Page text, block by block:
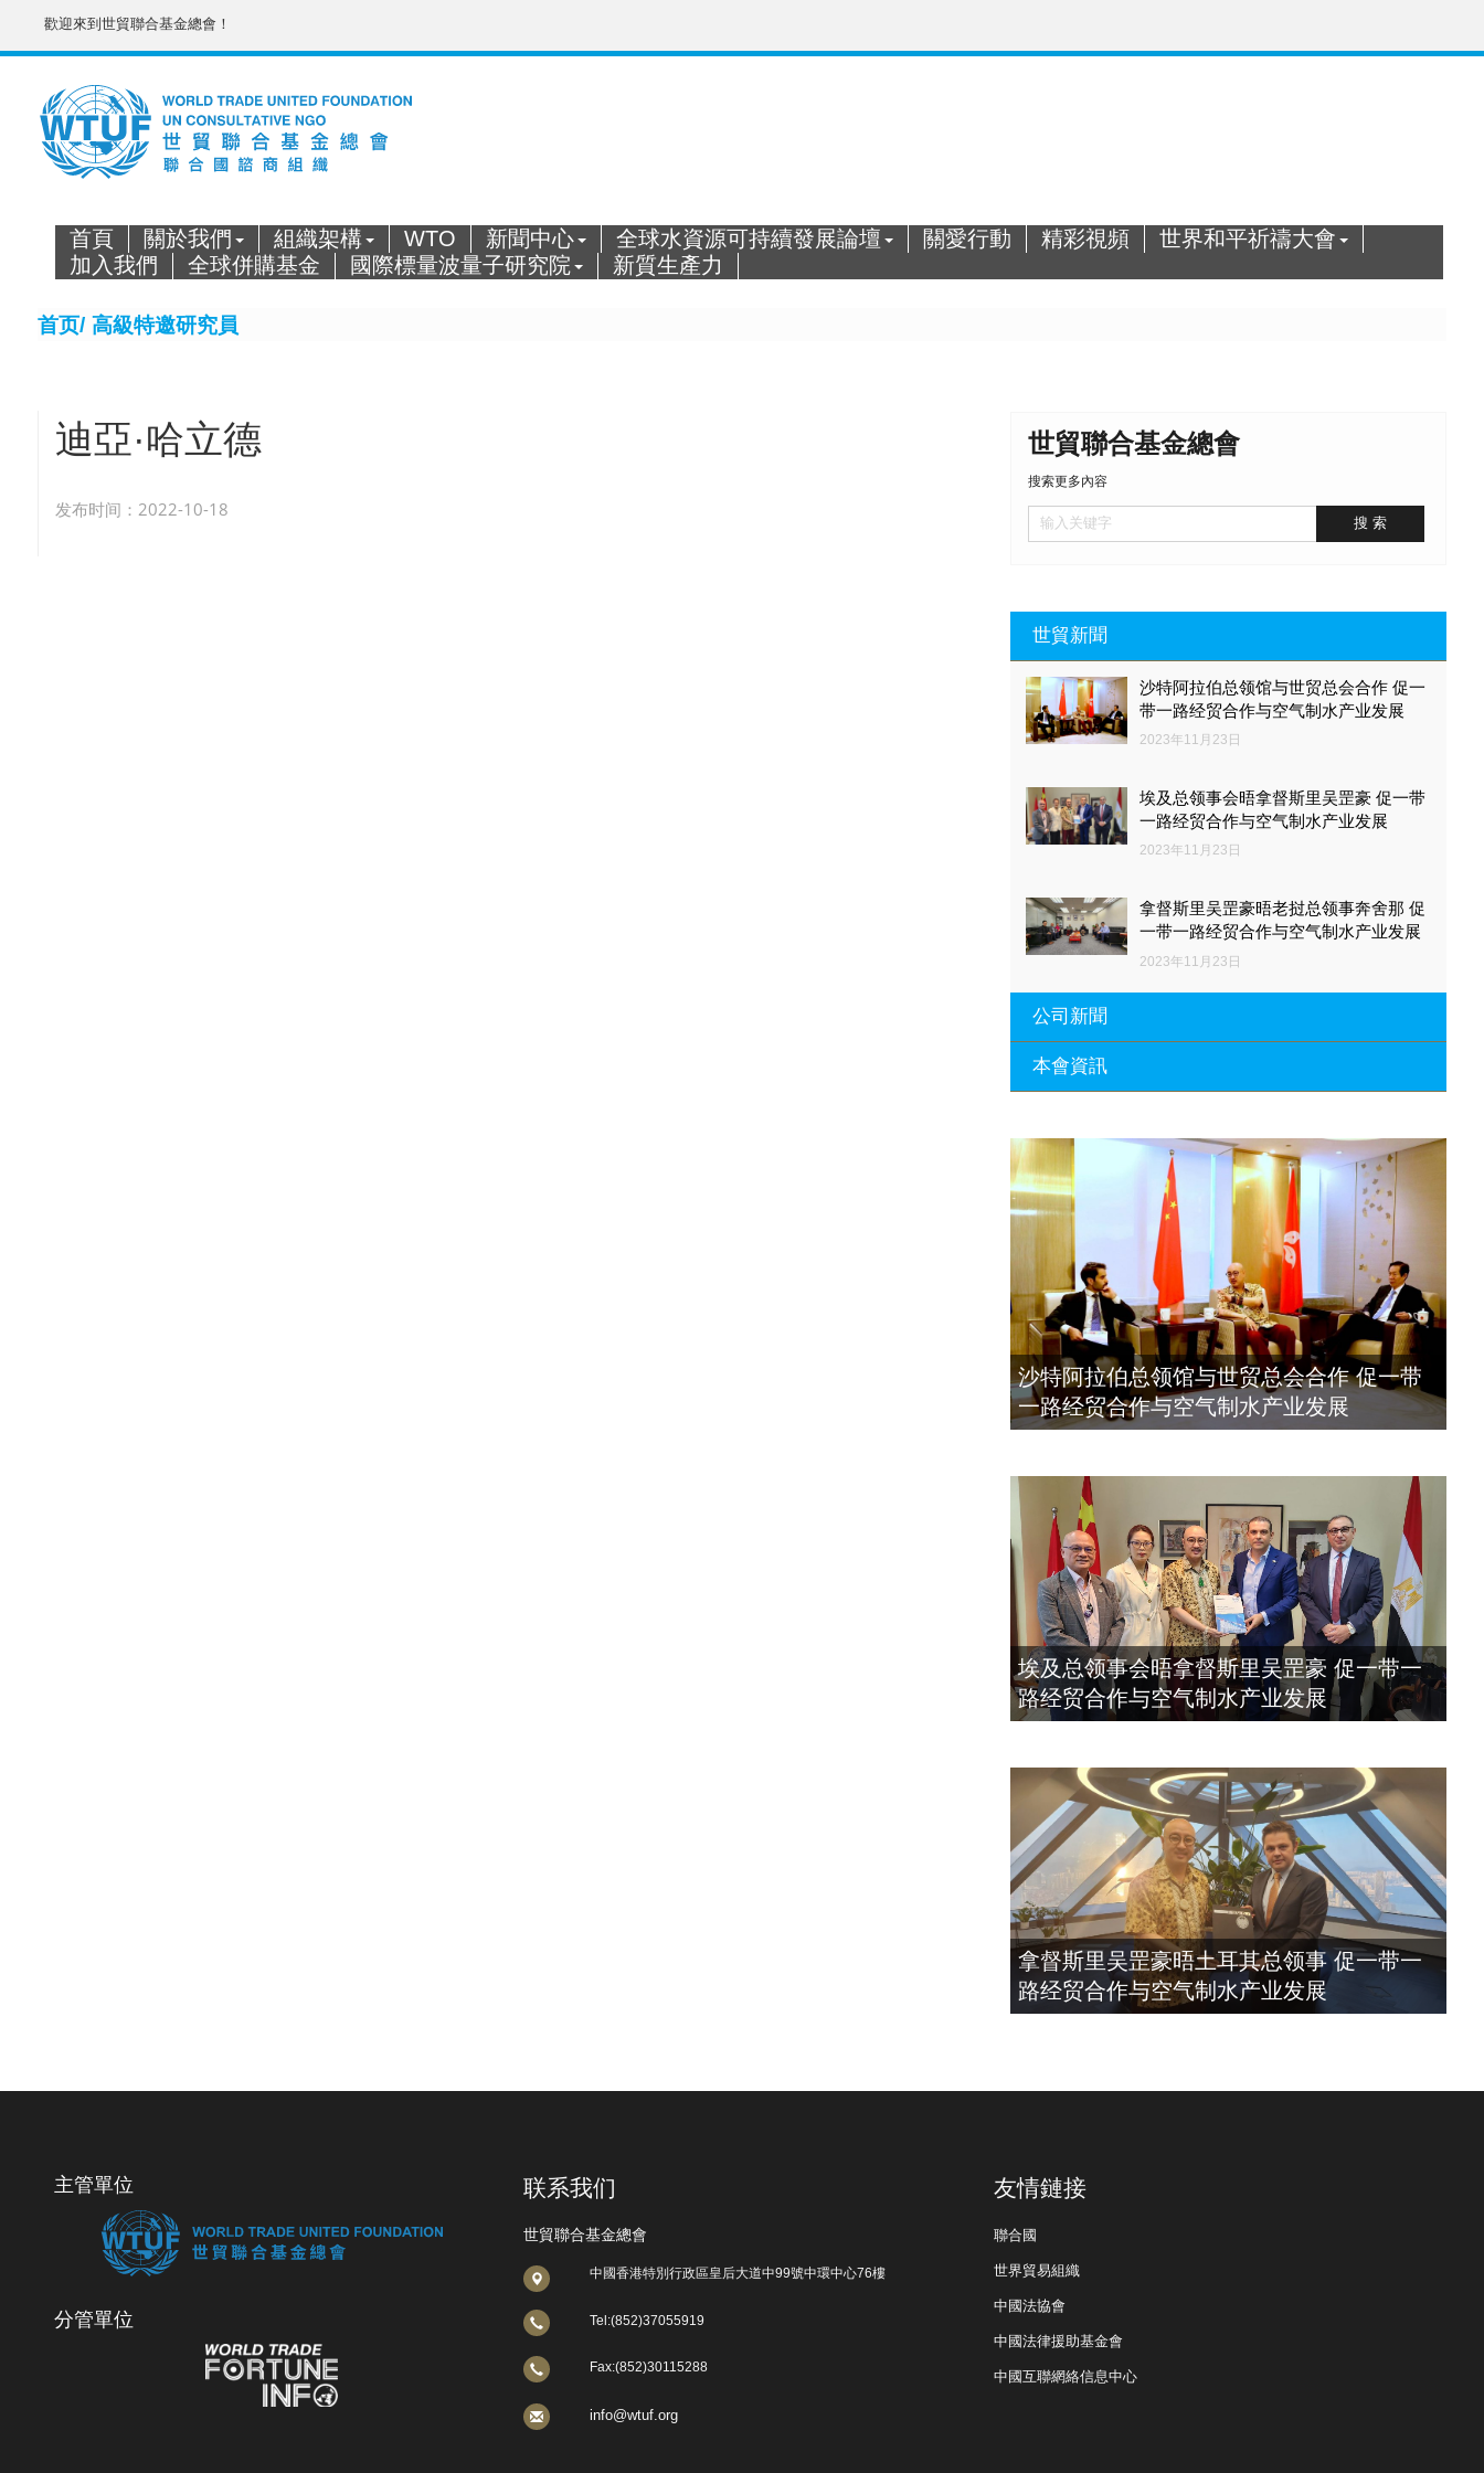
歡迎來到世貿聯合基金總會！
首頁 關於我們 組織架構 WTO 新聞中心 全球水資源可持續發展論壇 關愛行動 精彩視頻
世界和平祈禱大會
加入我們
全球併購基金 國際標量波量子研究院 新質生產力
首页/ 高級特邀研究員
迪亞·哈立德
发布时间：2022-10-18
世貿聯合基金總會
搜索更多內容
世貿新聞
沙特阿拉伯总领馆与世贸总会合作 促一
带一路经贸合作与空气制水产业发展
2023年11月23日
埃及总领事会晤拿督斯里吴罡豪 促一带
一路经贸合作与空气制水产业发展
2023年11月23日
拿督斯里吴罡豪晤老挝总领事奔舍那 促
一带一路经贸合作与空气制水产业发展
2023年11月23日
公司新聞
带一路经贸合作与空气制水产业发展
埃及总领事会晤拿督斯里吴罡豪 促一带
一路经贸合作与空气制水产业发展
2023年11月23日
拿督斯里吴罡豪晤土耳其总领事 促一带
一路经贸合作与空气制水产业发展
2023年11月23日
本會資訊
瑚蒞臨 天泉鼎豐深圳總部及國際標量波
量子研究院
2021年12月10日
標量波光量子導入系統聯合國總部拿督
斯裏吳達鎔教授首發
2021年12月10日
空氣制水發明人吳達鎔出席聯合國環境
科政商管治聯盟會議
2021年12月10日
沙特阿拉伯总领馆与世贸总会合作 促一带
一路经贸合作与空气制水产业发展
埃及总领事会晤拿督斯里吴罡豪 促一带一
路经贸合作与空气制水产业发展
拿督斯里吴罡豪晤土耳其总领事 促一带一
路经贸合作与空气制水产业发展
主管單位
分管單位
联系我们
世貿聯合基金總會
中國香港特別行政區皇后大道中99號中環中心76樓
Tel:(852)37055919
Fax:(852)30115288
info@wtuf.org
友情鏈接
聯合國
世界貿易組織
中國法協會
中國法律援助基金會
中國互聯網絡信息中心